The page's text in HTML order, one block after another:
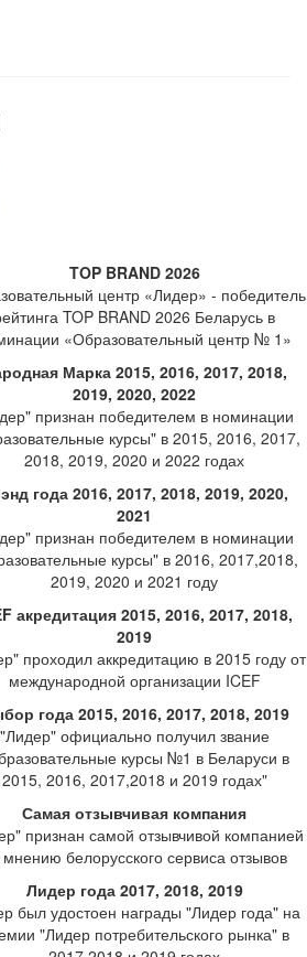
TOP BRAND 2026
центр «Лидер» - победитель
TOP BRAND 2026 Беларусь в
«Образовательный центр № 1»
Марка 2015, 2016, 2017, 2018,
2019, 2020, 2022
признан победителем в номинации
курсы" в 2015, 2016, 2017,
2018, 2019, 2020 и 2022 годах
года 2016, 2017, 2018, 2019, 2020,
2021
признан победителем в номинации
курсы" в 2016, 2017,2018,
2019, 2020 и 2021 году
акредитация 2015, 2016, 2017, 2018,
2019
проходил аккредитацию в 2015 году от
международной организации ICEF
года 2015, 2016, 2017, 2018, 2019
"Лидер" официально получил звание
курсы №1 в Беларуси в
2015, 2016, 2017,2018 и 2019 годах"
Самая отзывчивая компания
признан самой отзывчивой компанией
белорусского сервиса отзывов
Лидер года 2017, 2018, 2019
был удостоен награды "Лидер года" на
"Лидер потребительского рынка" в